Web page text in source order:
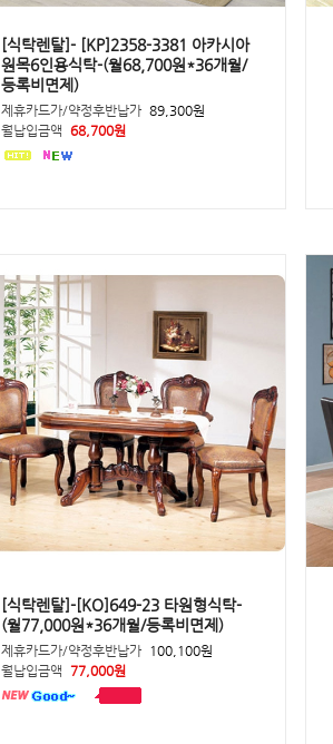
[식탁렌탈]- [KP]2358-3381 아카시아
원목6인용식탁-(월68,700원*36개월/
등록비면제)
제휴카드가/약정후반납가 89,300원
월납입금액 68,700원
[식탁렌탈]-[KO]649-23 타원형식탁-
(월77,000원*36개월/등록비면제)
제휴카드가/약정후반납가
100,100원
월납입금액 77,000원